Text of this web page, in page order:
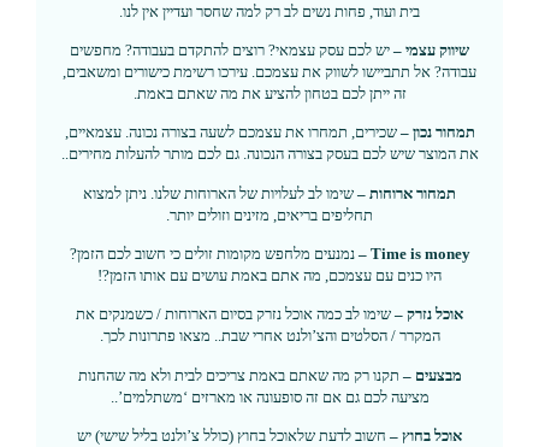
בית ועוד, פחות נשים לב רק למה שחסר ועדיין אין לנו.
שיווק עצמי –יש לכם עסק עצמאי? רוצים להתקדם בעבודה? מחפשים
עבודה? אל תתביישו לשווק את עצמכם. עירכו רשימת כישורים ומשאבים,
זה ייתן לכם בטחון להציע את מה שאתם באמת.
תמחור נכון –שכירים, תמחרו את עצמכם לשעה בצורה נכונה. עצמאיים,
את המוצר שיש לכם בעסק בצורה הנכונה. גם לכם מותר להעלות מחירים..
תמחור ארוחות –שימו לב לעלויות של הארוחות שלנו. ניתן למצוא
תחליפים בריאים, מזינים וזולים יותר.
Time is money –
נמנעים מלחפש מקומות זולים כי חשוב לכם הזמן?
היו כנים עם עצמכם, מה אתם באמת עושים עם אותו הזמן?!
אוכל נזרק –שימו לב כמה אוכל נזרק בסיום הארוחות / כשמנקים את
המקרר / הסלטים והצ’ולנט אחרי שבת.. מצאו פתרונות לכך.
מבצעים –תקנו רק מה שאתם באמת צריכים לבית ולא מה שהחנות
מציעה לכם גם אם זה סופעונה או מארזים ‘משתלמים’..
אוכל בחוץ –חשוב לדעת שלאוכל בחוץ (כולל צ’ולנט בליל שישי) יש